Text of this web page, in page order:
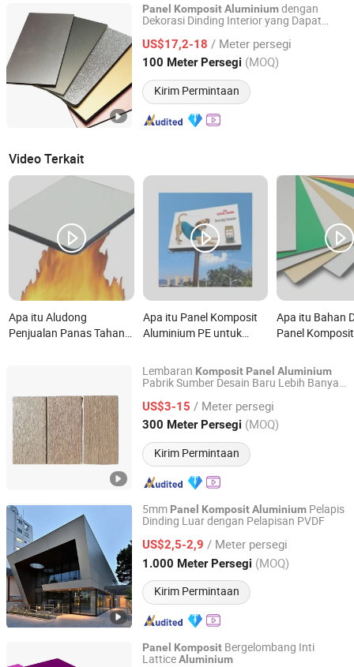
Panel KompositAluminiumdengan
Dekorasi Dinding Interior yang Dapat
US$17,2-18 / Meter persegi
100 Meter Persegi (MOQ)
Kirim Permintaan
Foshan Sunny Environmental Materials Technology Co.,
Ltd.
Guangdong, China Harga mulai 2025
Video Terkait
Apa itu Aludong
Penjualan Panas Tahan
Plastik
Apa itu Panel Komposit
Aluminium PE untuk
Billboard ACP Zwm-15
Apa itu Bahan
Panel Komposit
Gulungan
Lembaran Komposit Panel Aluminium
Pabrik Sumber Desain Baru Lebih Banyak
US$3-15 / Meter persegi
300 Meter Persegi (MOQ)
Kirim Permintaan
Shandong Alserfull Construction Materials Co., Ltd.
Shandong, China Harga mulai 2025
5mm Panel KompositAluminium Pelapis
Dinding Luar dengan Pelapisan PVDF
US$2,5-2,9 / Meter persegi
1.000 Meter Persegi (MOQ)
Kirim Permintaan
Shandong Alumedal New Material Co., Ltd
Shandong, China Harga mulai 2023
Panel Komposit Bergelombang Inti
LatticeAluminium